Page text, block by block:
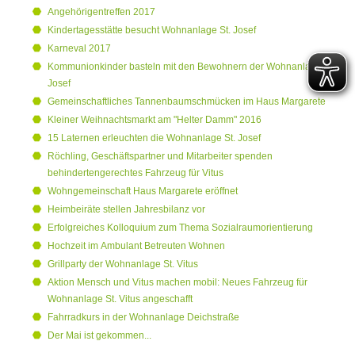
Angehörigentreffen 2017
Kindertagesstätte besucht Wohnanlage St. Josef
Karneval 2017
Kommunionkinder basteln mit den Bewohnern der Wohnanlage St.
Josef
Gemeinschaftliches Tannenbaumschmücken im Haus Margarete
Kleiner Weihnachtsmarkt am "Helter Damm" 2016
15 Laternen erleuchten die Wohnanlage St. Josef
Röchling, Geschäftspartner und Mitarbeiter spenden
behindertengerechtes Fahrzeug für Vitus
Wohngemeinschaft Haus Margarete eröffnet
Heimbeiräte stellen Jahresbilanz vor
Erfolgreiches Kolloquium zum Thema Sozialraumorientierung
Hochzeit im Ambulant Betreuten Wohnen
Grillparty der Wohnanlage St. Vitus
Aktion Mensch und Vitus machen mobil: Neues Fahrzeug für
Wohnanlage St. Vitus angeschafft
Fahrradkurs in der Wohnanlage Deichstraße
Der Mai ist gekommen...